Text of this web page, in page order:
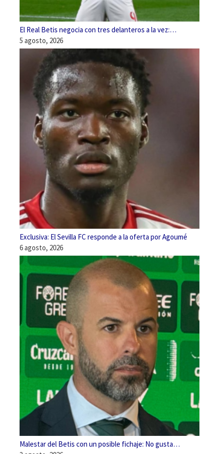
El Real Betis negocia con tres delanteros a la vez:…
5 agosto, 2026
Exclusiva: El Sevilla FC responde a la oferta por Agoumé
6 agosto, 2026
Malestar del Betis con un posible fichaje: No gusta…